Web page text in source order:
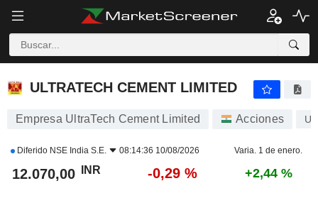
ULTRATECH CEMENT LIMITED
Empresa UltraTech Cement Limited Acciones
Diferido NSE India S.E. 08:14:36 10/08/2026 Varia. 1 de enero.
12.070,00 INR -0,29 % +2,44 %